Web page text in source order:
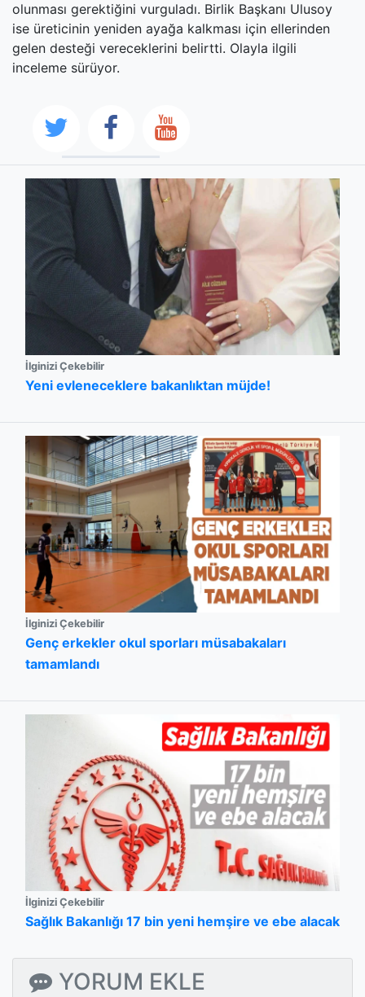
olunması gerektiğini vurguladı. Birlik Başkanı Ulusoy
ise üreticinin yeniden ayağa kalkması için ellerinden
gelen desteği vereceklerini belirtti. Olayla ilgili
inceleme sürüyor.
İlginizi Çekebilir
Yeni evleneceklere bakanlıktan müjde!
İlginizi Çekebilir
Genç erkekler okul sporları müsabakaları
tamamlandı
İlginizi Çekebilir
Sağlık Bakanlığı 17 bin yeni hemşire ve ebe alacak
YORUM EKLE